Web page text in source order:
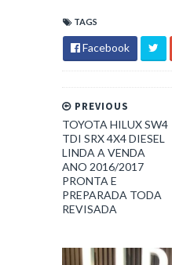
TAGS
Facebook
PREVIOUS
TOYOTA HILUX SW4
TDI SRX 4X4 DIESEL
LINDA A VENDA
ANO 2016/2017
PRONTA E
PREPARADA TODA
REVISADA